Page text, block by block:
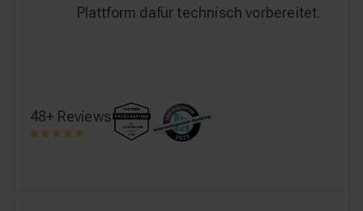
Plattform dafür technisch vorbereitet.
48+ Reviews